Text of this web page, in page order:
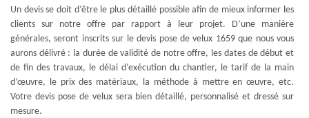
Un devis se doit d’être le plus détaillé possible afin de mieux informer les
clients sur notre offre par rapport à leur projet. D’une manière
générales, seront inscrits sur le devis pose de velux 1659 que nous vous
aurons délivré : la durée de validité de notre offre, les dates de début et
de fin des travaux, le délai d’exécution du chantier, le tarif de la main
d’œuvre, le prix des matériaux, la méthode à mettre en œuvre, etc.
Votre devis pose de velux sera bien détaillé, personnalisé et dressé sur
mesure.